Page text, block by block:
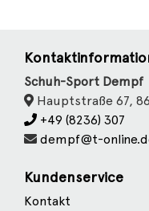
Schuh-Sport Dempf
Hauptstraße 67,
+49 (8236) 307
dempf@t-
Kundenservice
Kontakt